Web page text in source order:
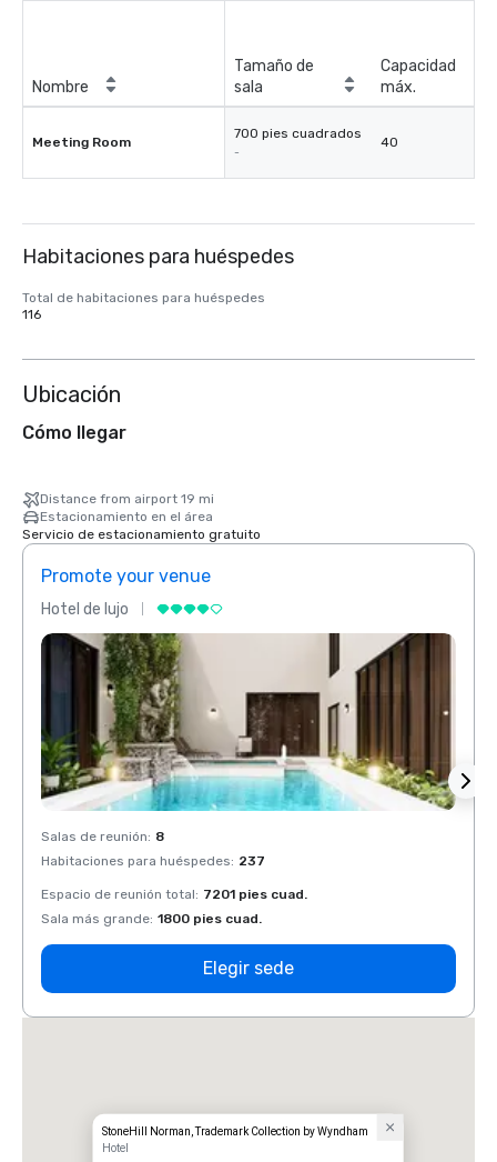
Nombre
Tamaño de
sala
Capacidad
máx.
Meeting Room
700 pies cuadrados
-
40
Habitaciones para huéspedes
Total de habitaciones para huéspedes
116
Ubicación
Cómo llegar
Distance from airport 19 mi
Estacionamiento en el área
Servicio de estacionamiento gratuito
Promote your venue
Hotel de lujo
Salas de reunión: 8
Habitaciones para huéspedes: 237
Espacio de reunión total: 7201 pies cuad.
Sala más grande: 1800 pies cuad.
Elegir sede
StoneHill Norman, Trademark Collection by Wyndham
Hotel